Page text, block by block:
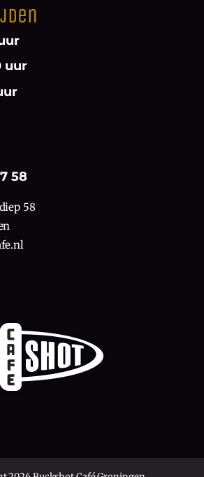
uur
58
58